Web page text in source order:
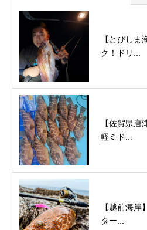
【とびしま
ク！ドリ...
【佐賀県
軽ミド...
【越前海
ター...